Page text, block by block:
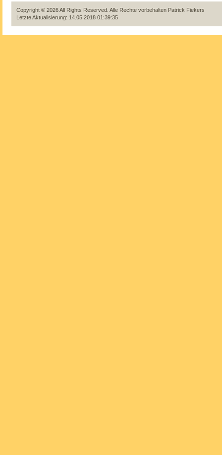
Copyright © 2026 All Rights Reserved. Alle Rechte vorbehalten Patrick Fiekers
Letzte Aktualisierung: 14.05.2018 01:39:35